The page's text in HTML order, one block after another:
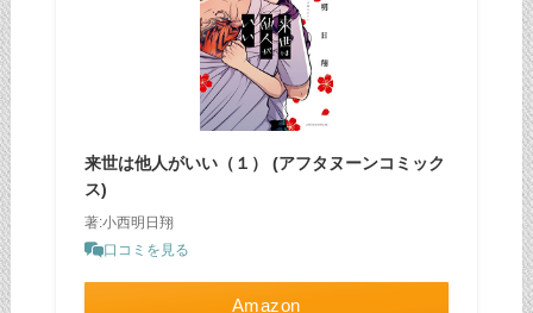
来世は他人がいい（１） (アフタヌーンコミック
ス)
著:小西明日翔
口コミを見る
Amazon